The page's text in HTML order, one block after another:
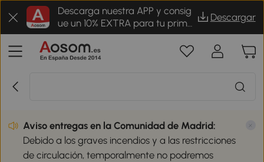
Descarga nuestra APP y consig
ue un 10% EXTRA para tu prime
r pedido
Descargar
Aviso entregas en la Comunidad de Madrid:
Debido a los graves incendios y a las restricciones
de circulación, temporalmente no podremos